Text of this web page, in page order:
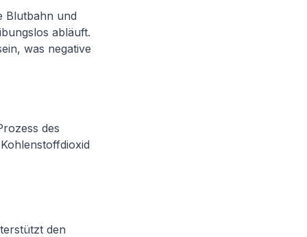
Blutbahn und
abläuft.
was negative
des
den